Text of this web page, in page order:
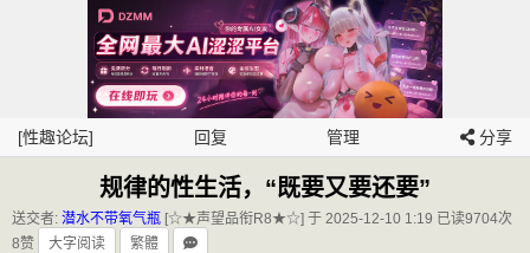
[性趣论坛] 回复 管理 分享
规律的性生活，“既要又要还要”
送交者: 潜水不带氧气瓶 [☆★声望品衔R8★☆] 于 2025-12-10 1:19 已读9704次
8赞
大字阅读 繁體